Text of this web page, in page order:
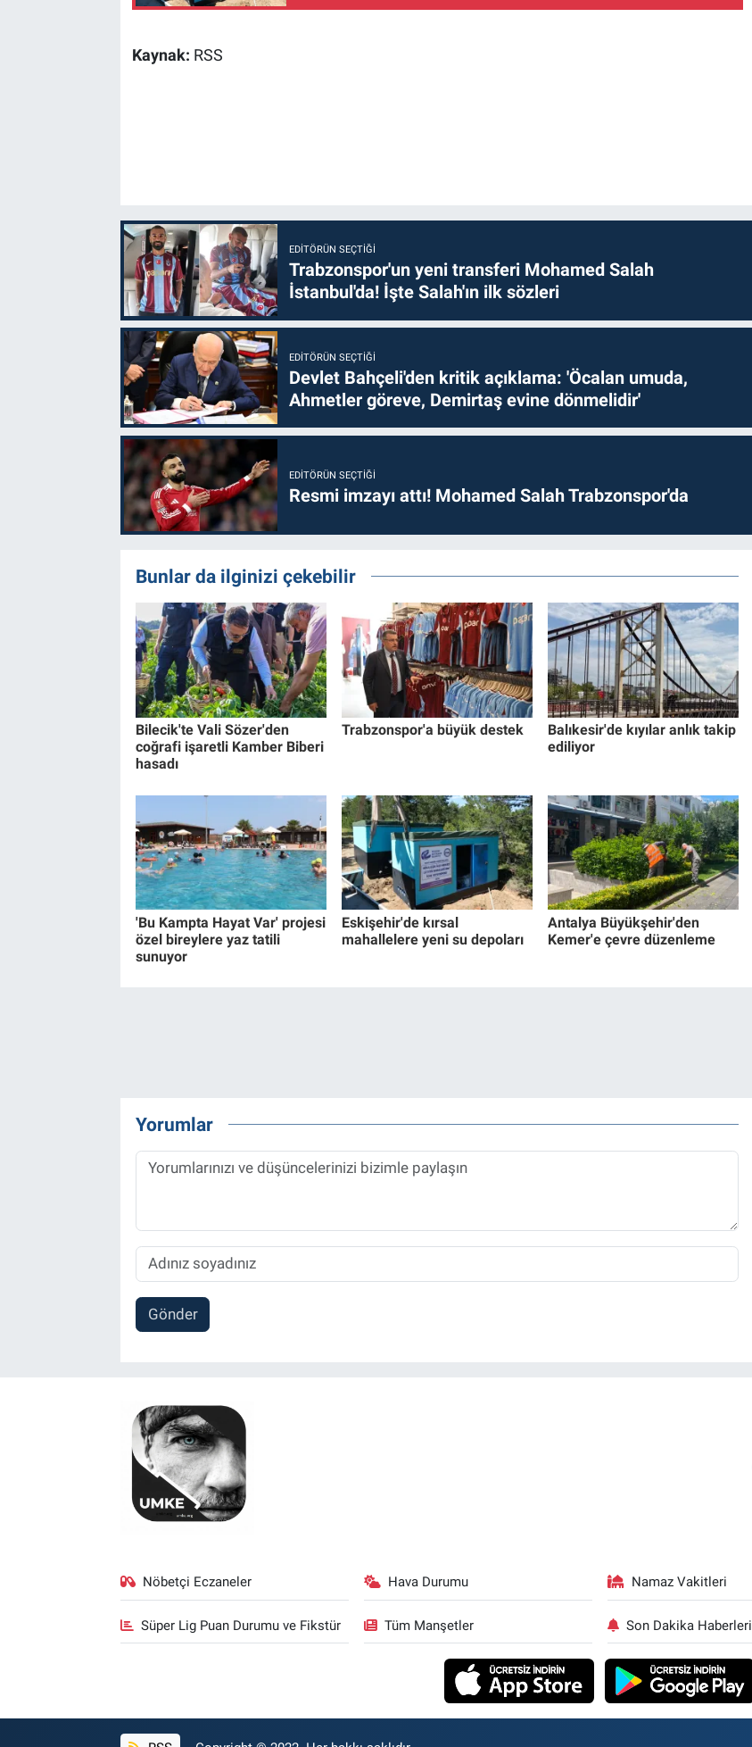
Kaynak: RSS
EDITÖRÜN SEÇTIĞI
Trabzonspor'un yeni transferi Mohamed Salah
İstanbul'da! İşte Salah'ın ilk sözleri
EDITÖRÜN SEÇTIĞI
Devlet Bahçeli'den kritik açıklama: 'Öcalan umuda,
Ahmetler göreve, Demirtaş evine dönmelidir'
EDITÖRÜN SEÇTIĞI
Resmi imzayı attı! Mohamed Salah Trabzonspor'da
Bunlar da ilginizi çekebilir
Bilecik'te Vali Sözer'den
coğrafi işaretli Kamber Biberi
hasadı
Trabzonspor'a büyük destek
Balıkesir'de kıyılar anlık takip
ediliyor
'Bu Kampta Hayat Var' projesi
özel bireylere yaz tatili
sunuyor
Eskişehir'de kırsal
mahallelere yeni su depoları
Antalya Büyükşehir'den
Kemer'e çevre düzenleme
Yorumlar
Gönder
Nöbetçi Eczaneler Hava Durumu Namaz Vakitleri
Süper Lig Puan Durumu ve Fikstür Tüm Manşetler Son Dakika Haberleri